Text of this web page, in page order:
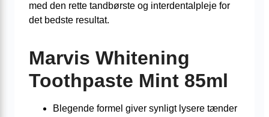
med den rette tandbørste og interdentalpleje for
det bedste resultat.
Marvis Whitening
Toothpaste Mint 85ml
Blegende formel giver synligt lysere tænder